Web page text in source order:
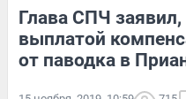
Глава СПЧ заявил,
выплатой
от паводка в